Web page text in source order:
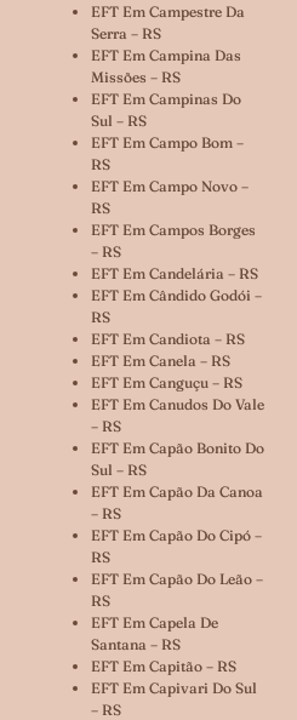
EFT Em Campestre Da
Serra – RS
EFT Em Campina Das
Missões – RS
EFT Em Campinas Do
Sul – RS
EFT Em Campo Bom –
RS
EFT Em Campo Novo –
RS
EFT Em Campos Borges
– RS
EFT Em Candelária – RS
EFT Em Cândido Godói –
RS
EFT Em Candiota – RS
EFT Em Canela – RS
EFT Em Canguçu – RS
EFT Em Canudos Do Vale
– RS
EFT Em Capão Bonito Do
Sul – RS
EFT Em Capão Da Canoa
– RS
EFT Em Capão Do Cipó –
RS
EFT Em Capão Do Leão –
RS
EFT Em Capela De
Santana – RS
EFT Em Capitão – RS
EFT Em Capivari Do Sul
– RS